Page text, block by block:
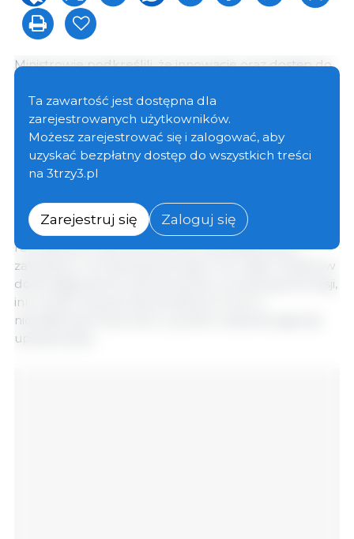
Ministrowie podkreślili, że innowacje oraz dostęp do
konkurencyjności i odnowy pokoleniowej, a młodzi
rolnicy stanowią istotną siłę napędową innowacji.
Zwrócili również uwagę na utrzymującą się potrzebę
zapewnienia rolnikom dostępu do szkoleń oraz
doradztwa rolniczego.
W kontekście uproszczeń ministrowie wskazali na
konieczność zachowania elastyczności, a tym samym
rozważenia liczby elementów obowiązkowych
zawartych w propozycji Komisji. O ile część ministrów
dostrzegła pewne uproszczenia w propozycji Komisji,
inni uznali, że jej struktura stanowi krok w
niewłaściwym kierunku z punktu widzenia agendy
upraszczania.
Ta zawartość jest dostępna dla
zarejestrowanych użytkowników.
Możesz zarejestrować się i zalogować, aby
uzyskać bezpłatny dostęp do wszystkich treści
na 3trzy3.pl
Zarejestruj się Zaloguj się